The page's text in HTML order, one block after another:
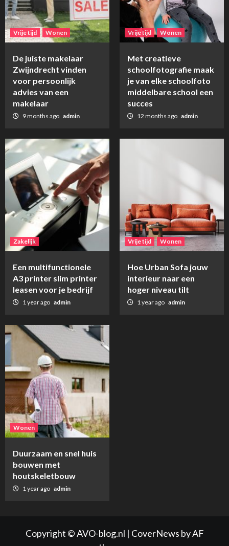
Vrije tijd Wonen
De juiste makelaar
Zwijndrecht vinden
voor persoonlijk
advies van een
makelaar
9 months ago admin
Vrije tijd Wonen
Met creatieve
schoolfotografie maak
je van elke schoolfoto
middelbare school een
succes
12 months ago admin
Zakelijk
Een multifunctionele
A3 printer slim printer
leasen voor je bedrijf
1 year ago admin
Vrije tijd Wonen
Hoe Urban Sofa jouw
interieur naar een
hoger niveau tilt
1 year ago admin
Wonen
Duurzaam en snel huis
bouwen met
houtskeletbouw
1 year ago admin
Copyright © AVO-blog.nl | CoverNews by AF